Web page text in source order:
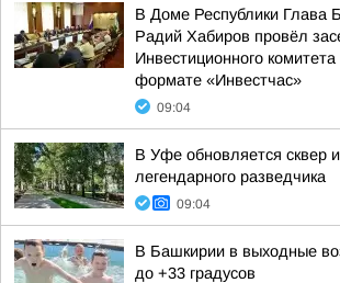
В Доме Республики Глава
Радий Хабиров провёл
Инвестиционного комитета
формате «Инвестчас»
09:04
В Уфе обновляется сквер
легендарного разведчика
09:04
В Башкирии в выходные
до +33 градусов